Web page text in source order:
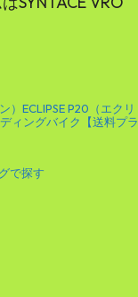
）ECLIPSE P20（エクリ
ィングバイク【送料プラ
で探す